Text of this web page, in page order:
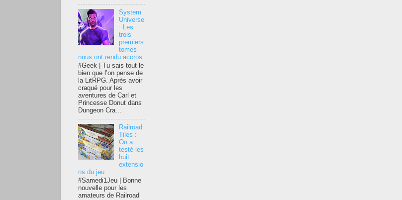
System
Universe
: Les
trois
premiers
tomes
nous ont rendu accros
#Geek | Tu sais tout le
bien que l’on pense de
la LitRPG. Après avoir
craqué pour les
aventures de Carl et
Princesse Donut dans
Dungeon Cra...
Railroad
Tiles :
On a
testé les
huit
extensio
ns du jeu
#Samedi1Jeu | Bonne
nouvelle pour les
amateurs de Railroad